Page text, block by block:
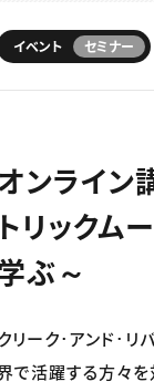
ィア
イベント セミナー
ンライ
トリックム
ぶ～
リーク･アンド･リ
で活躍する方々